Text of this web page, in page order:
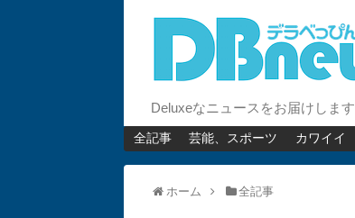
Deluxeなニュースをお届けします
全記事 芸能、スポーツ カワイイ
ホーム 全記事